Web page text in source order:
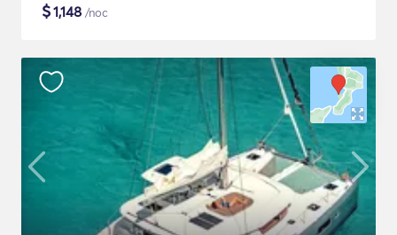
$1,148 /noc